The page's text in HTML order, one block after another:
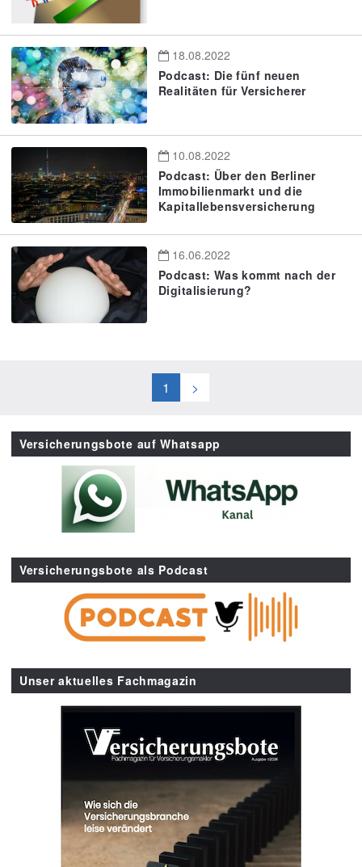
18.08.2022
Podcast: Die fünf neuen
Realitäten für Versicherer
10.08.2022
Podcast: Über den Berliner
Immobilienmarkt und die
Kapitallebensversicherung
16.06.2022
Podcast: Was kommt nach der
Digitalisierung?
1 >
Versicherungsbote auf Whatsapp
Versicherungsbote als Podcast
Unser aktuelles Fachmagazin